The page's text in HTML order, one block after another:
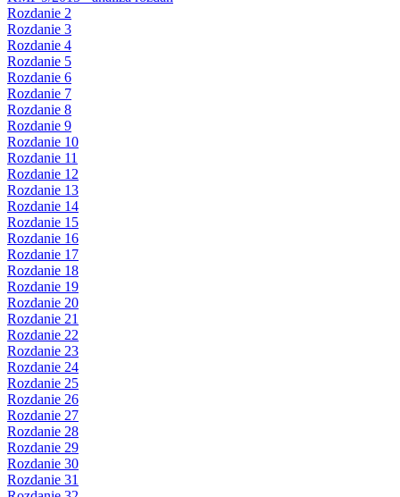
Rozdanie 2
Rozdanie 3
Rozdanie 4
Rozdanie 5
Rozdanie 6
Rozdanie 7
Rozdanie 8
Rozdanie 9
Rozdanie 10
Rozdanie 11
Rozdanie 12
Rozdanie 13
Rozdanie 14
Rozdanie 15
Rozdanie 16
Rozdanie 17
Rozdanie 18
Rozdanie 19
Rozdanie 20
Rozdanie 21
Rozdanie 22
Rozdanie 23
Rozdanie 24
Rozdanie 25
Rozdanie 26
Rozdanie 27
Rozdanie 28
Rozdanie 29
Rozdanie 30
Rozdanie 31